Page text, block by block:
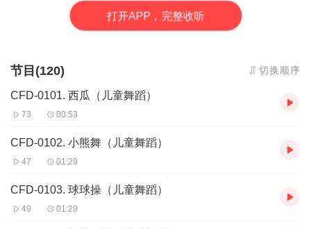
打开APP，完整收听
节目(120) 切换顺序
CFD-0101. 西瓜（儿童舞蹈）
73 00:53
CFD-0102. 小熊舞（儿童舞蹈）
47 01:29
CFD-0103. 球球操（儿童舞蹈）
49 01:29